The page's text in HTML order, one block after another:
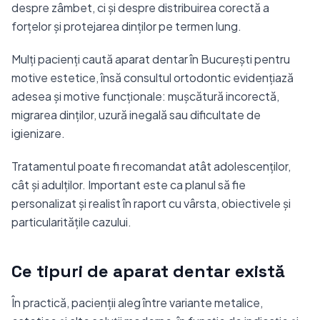
despre zâmbet, ci și despre distribuirea corectă a
forțelor și protejarea dinților pe termen lung.
Mulți pacienți caută aparat dentar în București pentru
motive estetice, însă consultul ortodontic evidențiază
adesea și motive funcționale: mușcătură incorectă,
migrarea dinților, uzură inegală sau dificultate de
igienizare.
Tratamentul poate fi recomandat atât adolescenților,
cât și adulților. Important este ca planul să fie
personalizat și realist în raport cu vârsta, obiectivele și
particularitățile cazului.
Ce tipuri de aparat dentar există
În practică, pacienții aleg între variante metalice,